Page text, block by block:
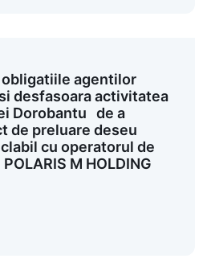
obligatiile agentilor
desfasoara activitatea
Dorobantu de a
de preluare deseu
cu operatorul de
M HOLDING